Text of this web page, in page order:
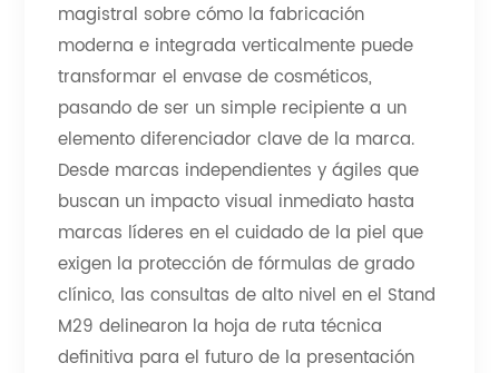
magistral sobre cómo la fabricación
moderna e integrada verticalmente puede
transformar el envase de cosméticos,
pasando de ser un simple recipiente a un
elemento diferenciador clave de la marca.
Desde marcas independientes y ágiles que
buscan un impacto visual inmediato hasta
marcas líderes en el cuidado de la piel que
exigen la protección de fórmulas de grado
clínico, las consultas de alto nivel en el Stand
M29 delinearon la hoja de ruta técnica
definitiva para el futuro de la presentación